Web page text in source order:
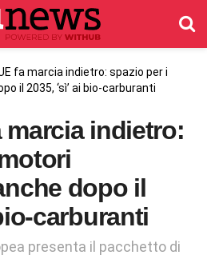
fa marcia indietro: spazio per i
il 2035, ‘sì’ ai bio-carburanti
marcia indietro:
dopo il
carburanti
presenta il pacchetto di